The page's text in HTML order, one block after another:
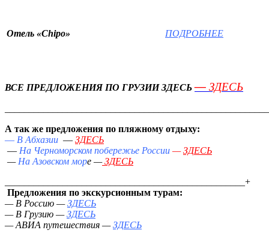
Отель «Chipo» ПОДРОБНЕЕ
ВСЕ ПРЕДЛОЖЕНИЯ ПО ГРУЗИИ ЗДЕСЬ— ЗДЕСЬ
А так же предложения по пляжному отдыху:
— В Абхазии — ЗДЕСЬ
— На Черноморском побережье России — ЗДЕСЬ
— На Азовском море — ЗДЕСЬ
__________________________________________________+
Предложения по экскурсионным турам:
— В Россию —ЗДЕСЬ
— В Грузию —ЗДЕСЬ
— АВИА путешествия —ЗДЕСЬ